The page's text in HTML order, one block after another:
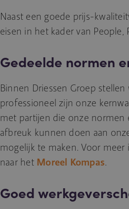
Naast een goede prijs-
eisen in het kader van People,
Gedeelde normen
Binnen Driessen Groep
professioneel zijn onze
met partijen die onze normen
afbreuk kunnen doen aan
mogelijk te maken. Voor
naar het Moreel Kompas.
Goed